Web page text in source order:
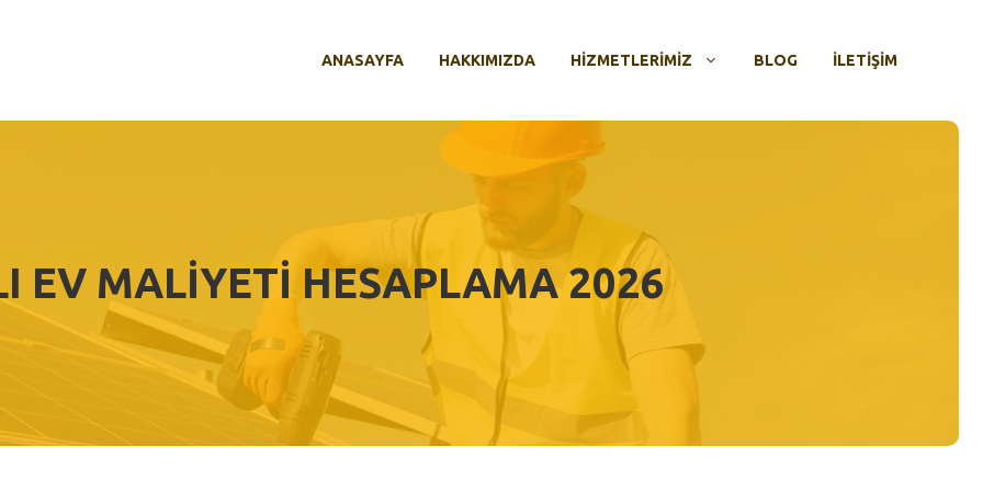
ANASAYFA HAKKIMIZDA HIZMETLERIMIZ BLOG İLETIŞIM
EV MALIYETI HESAPLAMA 2026